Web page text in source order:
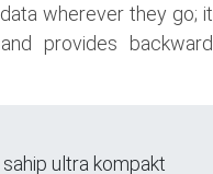
wherever they go; it
provides backward
sahip ultra kompakt